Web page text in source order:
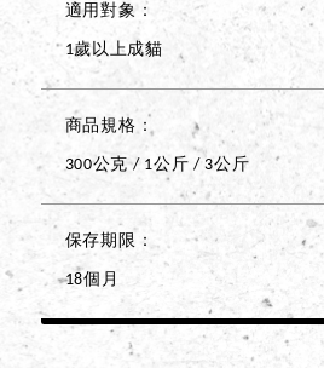
適用對象
1歲以上成貓
商品規格
300公克 / 1公斤 / 3公斤
保存期限
18個月